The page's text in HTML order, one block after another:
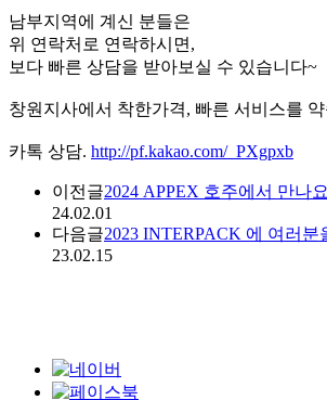
남부지역에 계신 분들은
위 연락처로 연락하시면,
보다 빠른 상담을 받아보실 수 있습니다~
창원지사에서 착한가격, 빠른 서비스를
카톡 상담. http://pf.kakao.com/_PXgpxb
이전글2024 APPEX 호주에서 만나
24.02.01
다음글2023 INTERPACK 에 여러
23.02.15